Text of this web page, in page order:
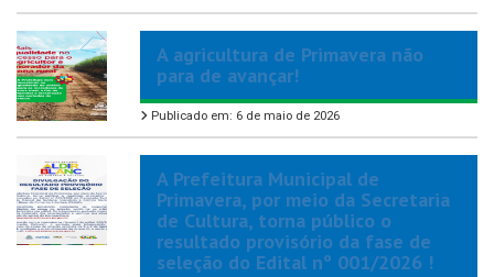
A agricultura de Primavera não
para de avançar!
Publicado em: 6 de maio de 2026
A Prefeitura Municipal de
Primavera, por meio da Secretaria
de Cultura, torna público o
resultado provisório da fase de
seleção do Edital nº 001/2026 !